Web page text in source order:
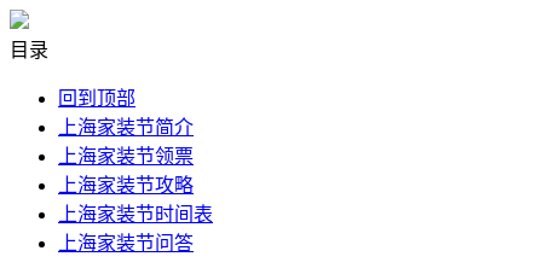
目录
回到顶部
上海家装节简介
上海家装节领票
上海家装节攻略
上海家装节时间表
上海家装节问答